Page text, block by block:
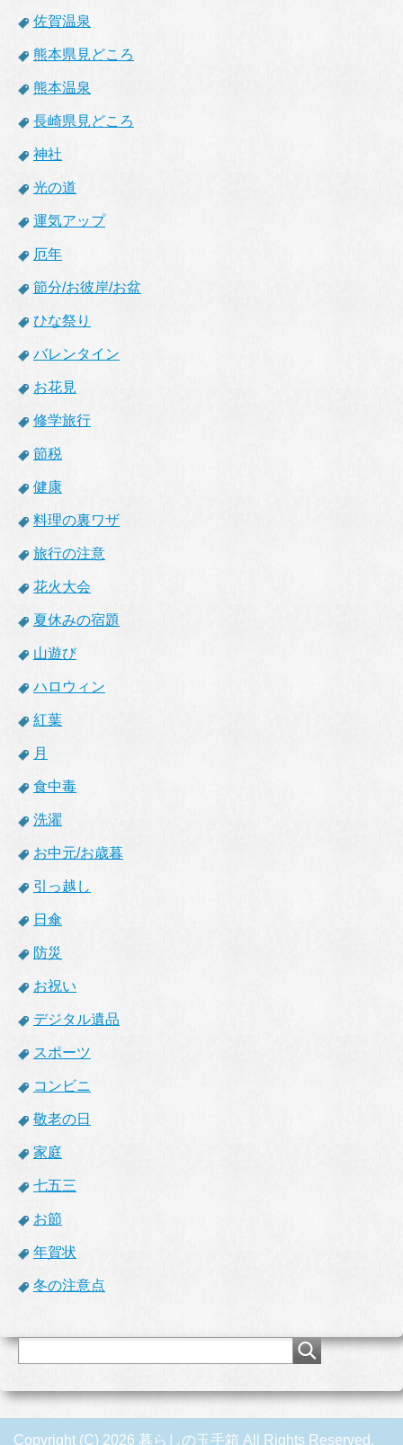
佐賀温泉
熊本県見どころ
熊本温泉
長崎県見どころ
神社
光の道
運気アップ
厄年
節分/お彼岸/お盆
ひな祭り
バレンタイン
お花見
修学旅行
節税
健康
料理の裏ワザ
旅行の注意
花火大会
夏休みの宿題
山遊び
ハロウィン
紅葉
月
食中毒
洗濯
お中元/お歳暮
引っ越し
日傘
防災
お祝い
デジタル遺品
スポーツ
コンビニ
敬老の日
家庭
七五三
お節
年賀状
冬の注意点
Copyright (C) 2026 暮らしの玉手箱 All Rights Reserved.